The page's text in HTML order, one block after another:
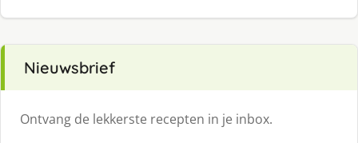
Nieuwsbrief
Ontvang de lekkerste recepten in je inbox.